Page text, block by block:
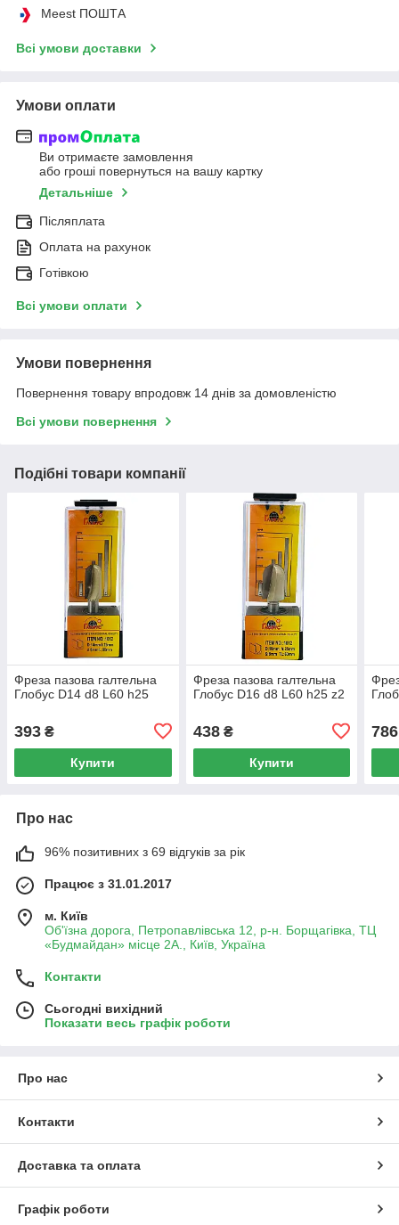
Meest ПОШТА
Всі умови доставки
Умови оплати
Ви отримаєте замовлення
або гроші повернуться на вашу картку
Детальніше
Післяплата
Оплата на рахунок
Готівкою
Всі умови оплати
Умови повернення
Повернення товару впродовж 14 днів за домовленістю
Всі умови повернення
Подібні товари компанії
Фреза пазова галтельна
Глобус D14 d8 L60 h25
393 ₴
Купити
Фреза пазова галтельна
Глобус D16 d8 L60 h25 z2
438₴
Купити
786
Про нас
96% позитивних з 69 відгуків за рік
Працює з 31.01.2017
м. Київ
Об'їзна дорога, Петропавлівська 12, р-н. Борщагівка, ТЦ
«Будмайдан» місце 2А., Київ, Україна
Контакти
Сьогодні вихідний
Показати весь графік роботи
Про нас
Контакти
Доставка та оплата
Графік роботи